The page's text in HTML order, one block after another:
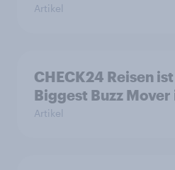
Artikel
CHECK24 Reisen
Biggest Buzz
Artikel